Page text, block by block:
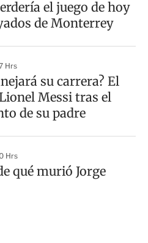
el juego de hoy
de Monterrey
Hrs
su carrera? El
Messi tras el
de su padre
Hrs
qué murió Jorge